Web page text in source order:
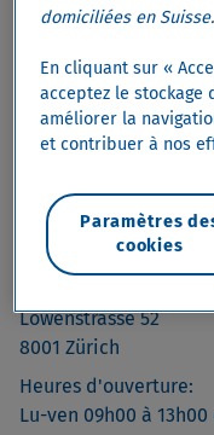
Contact
Löwenstrasse 52
8001 Zürich
Heures d'ouverture:
Lu-ven 09h00 à 13h00
domiciliées en Suisse.
En cliquant sur «
acceptez le
améliorer la
et contribuer à nos
Paramètres
cookies